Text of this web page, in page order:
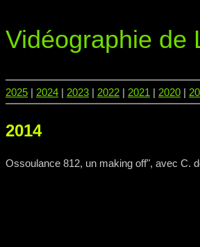
Vidéographie de
2025 | 2024 | 2023 | 2022 | 2021 | 2020 |
2014
Ossoulance 812, un making off", avec C.